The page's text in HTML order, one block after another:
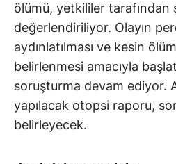
ölümü, yetkililer tarafından
değerlendiriliyor. Olayın
aydınlatılması ve kesin
belirlenmesi amacıyla
soruşturma devam ediyor.
yapılacak otopsi raporu,
belirleyecek.